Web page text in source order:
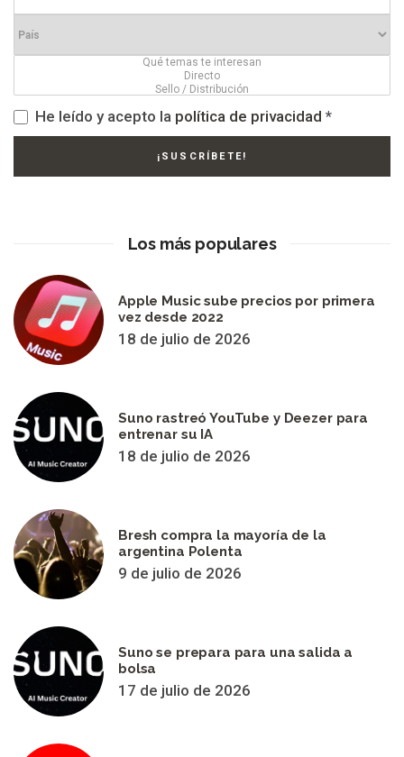
He leído y acepto la política de privacidad *
Los más populares
Apple Music sube precios por primera
vez desde 2022
18 de julio de 2026
Suno rastreó YouTube y Deezer para
entrenar su IA
18 de julio de 2026
Bresh compra la mayoría de la
argentina Polenta
9 de julio de 2026
Suno se prepara para una salida a
bolsa
17 de julio de 2026